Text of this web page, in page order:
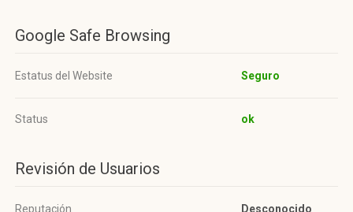
Google Safe Browsing
Estatus del Website Seguro
Status ok
Revisión de Usuarios
Reputación Desconocido